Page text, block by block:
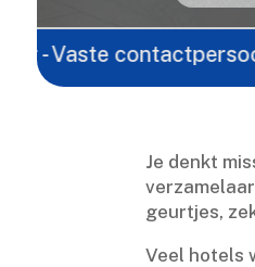
contactpersoon -
Je denkt
geurtjes,
Veel hotels